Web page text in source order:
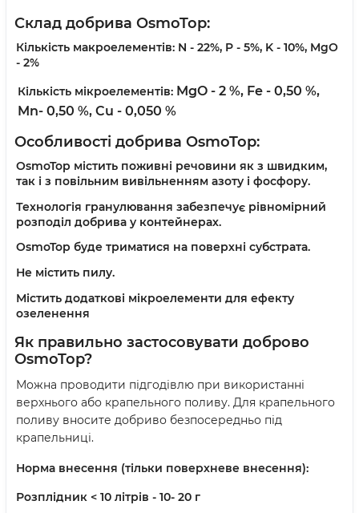
Склад добрива OsmoTop:
Кількість макроелементів: N - 22%, P - 5%, K - 10%, MgO
- 2%
Кількість мікроелементів: MgO - 2 %, Fe - 0,50 %,
Mn- 0,50 %, Cu - 0,050 %
Особливості добрива OsmoTop:
OsmoTop містить поживні речовини як з швидким,
так і з повільним вивільненням азоту і фосфору.
Технологія гранулювання забезпечує рівномірний
розподіл добрива у контейнерах.
OsmoTop буде триматися на поверхні субстрата.
Не містить пилу.
Містить додаткові мікроелементи для ефекту
озеленення
Як правильно застосовувати доброво
OsmoTop?
Можна проводити підгодівлю при використанні
верхнього або крапельного поливу. Для крапельного
поливу вносите добриво безпосередньо під
крапельниці.
Норма внесення (тільки поверхневе внесення):
Розплідник < 10 літрів - 10- 20 г